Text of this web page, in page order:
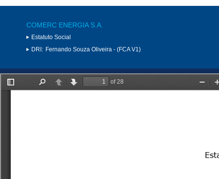
COMERC ENERGIA S.A.
Estatuto Social
DRI: Fernando Souza Oliveira - (FCA V1)